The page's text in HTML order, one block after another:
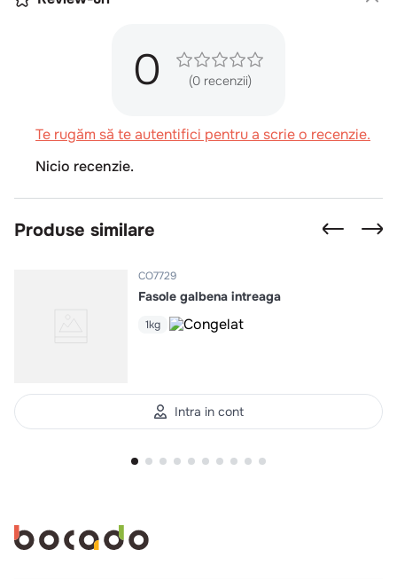
0 (0 recenzii)
Te rugăm să te autentifici pentru a scrie o recenzie.
Nicio recenzie.
Produse similare
CO7729
Fasole galbena intreaga
1kg
Intra in cont